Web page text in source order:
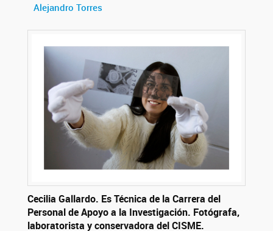
Alejandro Torres
Cecilia Gallardo. Es Técnica de la Carrera del
Personal de Apoyo a la Investigación. Fotógrafa,
laboratorista y conservadora del CISME.